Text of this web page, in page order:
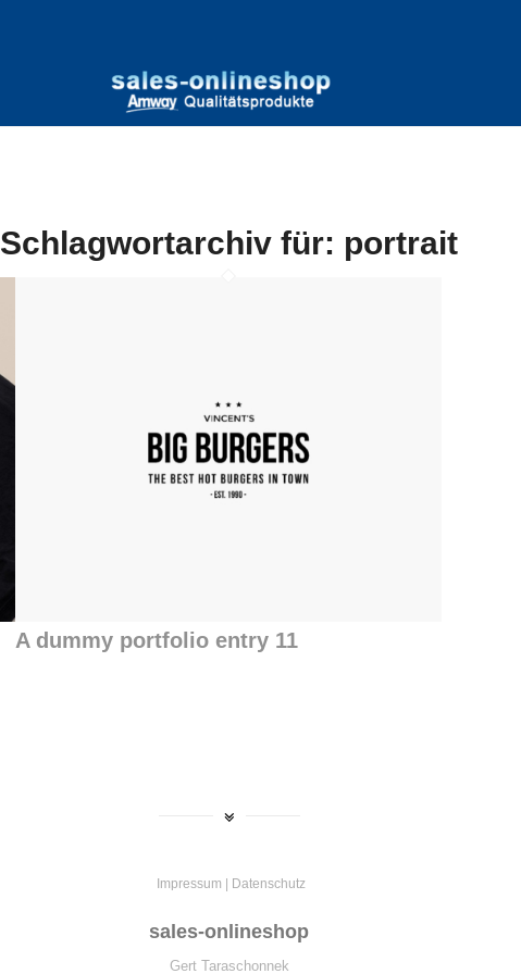
Schlagwortarchiv für: portrait
A dummy portfolio entry 11
Impressum | Datenschutz
sales-onlineshop
Gert Taraschonnek